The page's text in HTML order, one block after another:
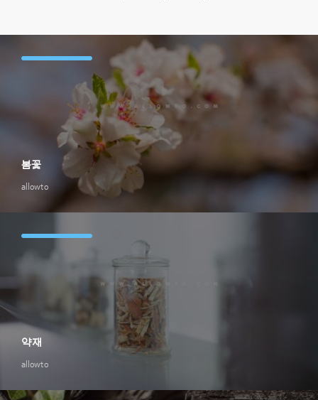
allowto
봄꽃
allowto
약재